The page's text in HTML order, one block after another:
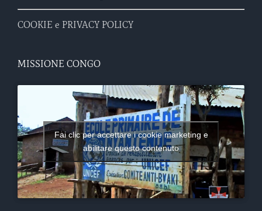
COOKIE e PRIVACY POLICY
MISSIONE CONGO
Fai clic per accettare i cookie marketing e
abilitare questo contenuto